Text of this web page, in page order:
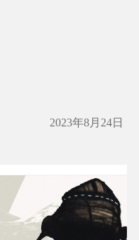
2023年8月24日